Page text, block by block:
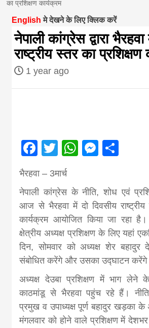
Nepal
news in
news,
का प्रशिक्षण कार्यक्रम
English मे देखने के लिए क्लिक करें
नेपाली कांग्रेस द्वारा
राष्ट्रीय स्तर का प्रशिक्षण
1 year ago
Facebook
Twitter
WhatsApp
भैरहवा – 3मार्च
नेपाली कांग्रेस के नीति, शोध एवं
आज से भैरहवा में दो दिवसीय राष्ट्रीय
कार्यक्रम आयोजित किया जा रहा
क्षेत्रीय अध्यक्ष प्रशिक्षण के लिए यहां
दिन, सोमवार को अध्यक्ष शेर बहादुर
संबोधित करेंगे और उसका उद्घाटन
अध्यक्ष देउबा प्रशिक्षण में भाग
काठमांडू से भैरहवा पहुंच रहे हैं।
प्रमुख व उपाध्यक्ष पूर्ण बहादुर खड़का के
मंगलवार को होने वाले प्रशिक्षण में